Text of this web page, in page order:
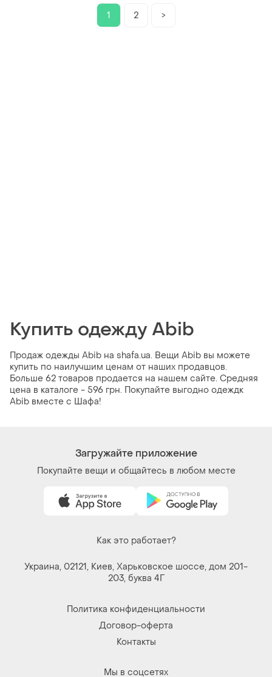
1 2 >
Купить одежду Abib
Продаж одежды Abib на shafa.ua. Вещи Abib вы можете
купить по наилучшим ценам от наших продавцов.
Больше 62 товаров продается на нашем сайте. Средняя
цена в каталоге - 596 грн. Покупайте выгодно одеждк
Abib вместе с Шафа!
Загружайте приложение
Покупайте вещи и общайтесь в любом месте
Как это работает?
Украина, 02121, Киев, Харьковское шоссе, дом 201-
203, буква 4Г
Политика конфиденциальности
Договор-оферта
Контакты
Мы в соцсетях